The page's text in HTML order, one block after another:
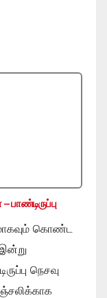
கொண்ட
நெசவு